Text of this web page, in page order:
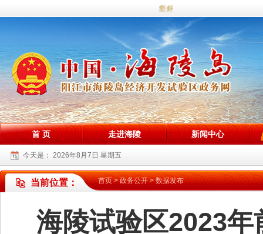
您好，欢迎访问海陵试验区政务网
首 页 走进海陵 新闻中心
今天是： 2026年8月7日 星期五
当前位置： 首页>政务公开>数据发布
海陵试验区2023